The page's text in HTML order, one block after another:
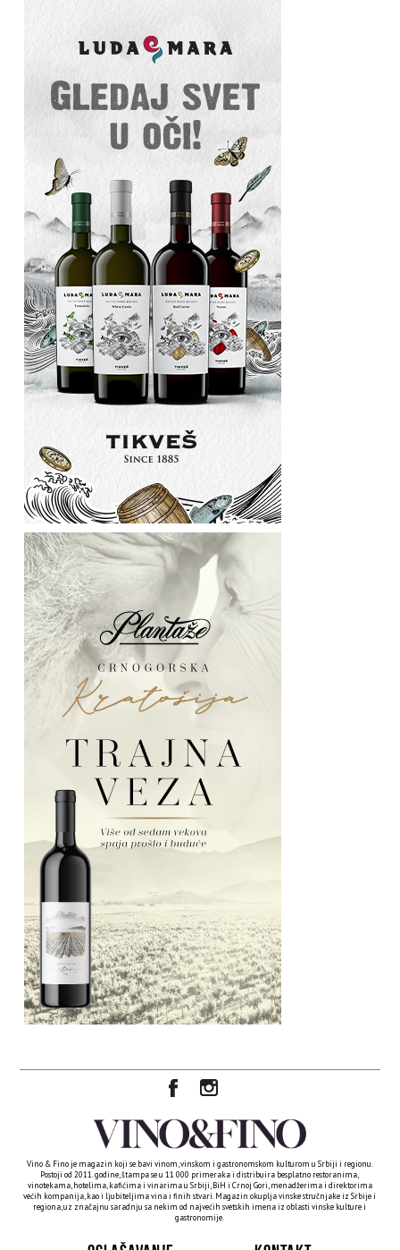
Vino & Fino je magazin koji se bavi vinom, vinskom i gastronomskom kulturom u Srbiji i regionu.
Postoji od 2011. godine, štampa se u 11 000 primeraka i distribuira besplatno restoranima,
vinotekama, hotelima, kafićima i vinarima u Srbiji, BiH i Crnoj Gori, menadžerima i direktorima
većih kompanija, kao i ljubiteljima vina i finih stvari. Magazin okuplja vinske stručnjake iz Srbije i
regiona, uz značajnu saradnju sa nekim od najvećih svetskih imena iz oblasti vinske kulture i
gastronomije.